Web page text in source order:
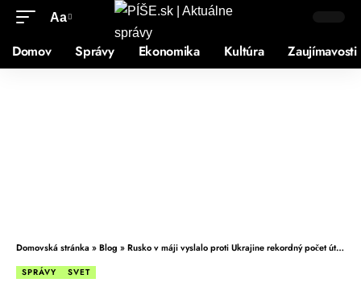
Aa
Domov Správy Ekonomika Kultúra Zaujímavosti
Domovská stránka»Blog »Rusko v máji vyslalo proti Ukrajine rekordný počet útočných dronov
SPRÁVY SVET